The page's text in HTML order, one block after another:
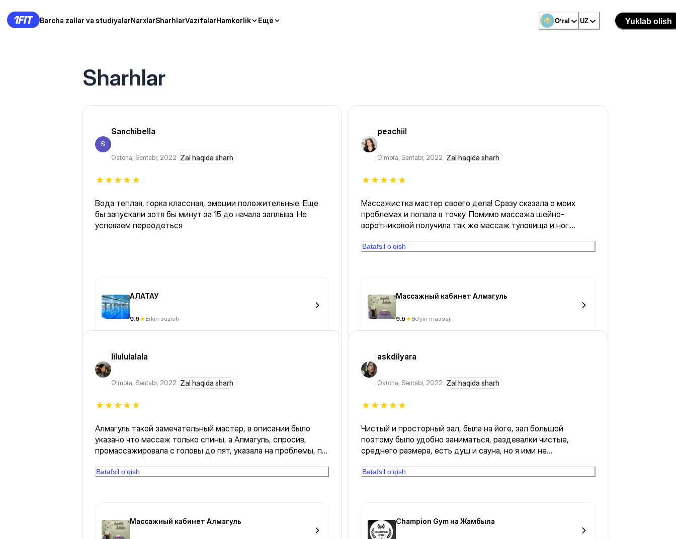
Barcha zallar va studiyalarNarxlarSharhlarVazifalarHamkorlik Ещё Oʻral UZ Yuklab olish
Sharhlar
S
Sanchibella
Ostona, Sentabr, 2022 Zal haqida sharh
Вода теплая, горка классная, эмоции положительные. Еще
бы запускали зотя бы минут за 15 до начала заплыва. Не
успеваем переодеться
АЛАТАУ
9.6 Erkin suzish
peachiil
Olmota, Sentabr, 2022 Zal haqida sharh
Массажистка мастер своего дела! Сразу сказала о моих
проблемах и попала в точку. Помимо массажа шейно-
воротниковой получила так же массаж туловища и ног.
Batafsil o‘qish
Массажный кабинет Алмагуль
9.5 Bo'yin massaji
lilululalala
Olmota, Sentabr, 2022 Zal haqida sharh
Алмагуль такой замечательный мастер, в описании было
указано что массаж только спины, а Алмагуль, спросив,
промассажировала с головы до пят, указала на проблемы, по
лечу. В общем, мастер профессионал, чувствуешь доверие к
Batafsil o‘qish
Массажный кабинет Алмагуль
askdilyara
Ostona, Sentabr, 2022 Zal haqida sharh
Чистый и просторный зал, была на йоге, зал большой
поэтому было удобно заниматься, раздевалки чистые,
среднего размера, есть душ и сауна, но я ими не
тренажёрной зоне хорошие беговые дорожки и пару тройку
Batafsil o‘qish
Champion Gym на Жамбыла